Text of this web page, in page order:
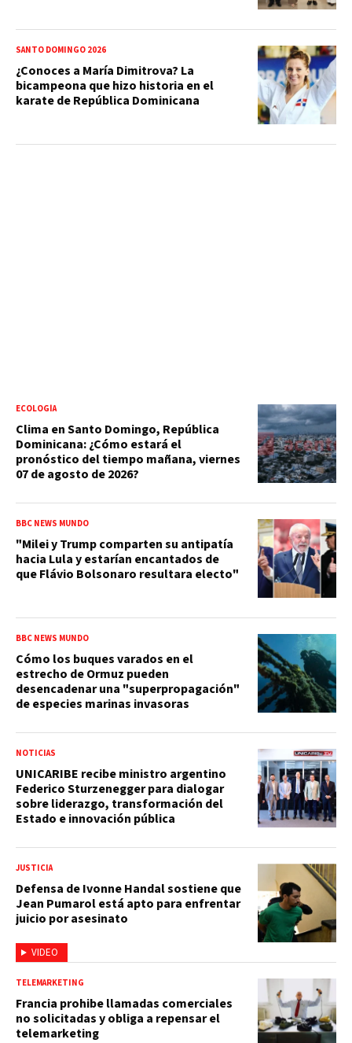
SANTO DOMINGO 2026
¿Conoces a María Dimitrova? La
bicampeona que hizo historia en el
karate de República Dominicana
ECOLOGÍA
Clima en Santo Domingo, República
Dominicana: ¿Cómo estará el
pronóstico del tiempo mañana, viernes
07 de agosto de 2026?
BBC NEWS MUNDO
"Milei y Trump comparten su antipatía
hacia Lula y estarían encantados de
que Flávio Bolsonaro resultara electo"
BBC NEWS MUNDO
Cómo los buques varados en el
estrecho de Ormuz pueden
desencadenar una "superpropagación"
de especies marinas invasoras
NOTICIAS
UNICARIBE recibe ministro argentino
Federico Sturzenegger para dialogar
sobre liderazgo, transformación del
Estado e innovación pública
VIDEO
JUSTICIA
Defensa de Ivonne Handal sostiene que
Jean Pumarol está apto para enfrentar
juicio por asesinato
TELEMARKETING
Francia prohibe llamadas comerciales
no solicitadas y obliga a repensar el
telemarketing